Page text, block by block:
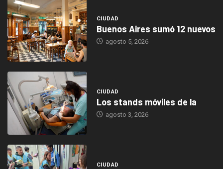
CIUDAD
Buenos Aires sumó 12 nuevos
agosto 5, 2026
CIUDAD
Los stands móviles de la
agosto 3, 2026
CIUDAD